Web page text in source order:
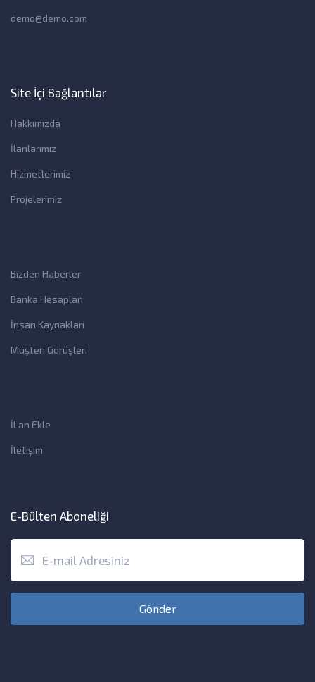
demo@demo.com
Site İçi Bağlantılar
Hakkımızda
İlanlarımız
Hizmetlerimiz
Projelerimiz
Bizden Haberler
Banka Hesapları
İnsan Kaynakları
Müşteri Görüşleri
İLan Ekle
İletişim
E-Bülten Aboneliği
Gönder